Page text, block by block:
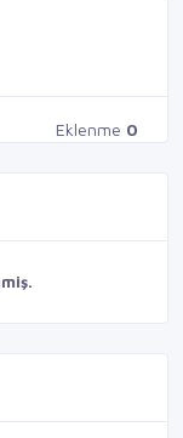
Eklenme 0